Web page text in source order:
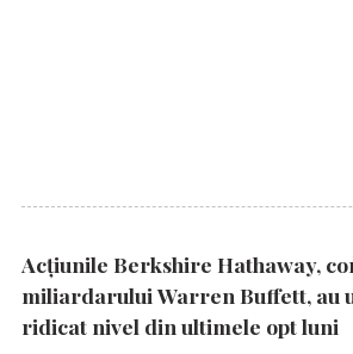
Acțiunile Berkshire Hathaway,
miliardarului Warren Buffett, au
ridicat nivel din ultimele opt luni